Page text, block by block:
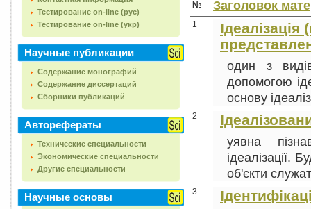
Тестирование on-line (рус)
Тестирование on-line (укр)
Научные публикации
Содержание монографий
Содержание диссертаций
Сборники публикаций
Авторефераты
Технические специальности
Экономические специальности
Другие специальности
Научные основы
№
Заголовок
1
один з
допомогою
основу
2
уявна
ідеалізації.
об'єкти
3